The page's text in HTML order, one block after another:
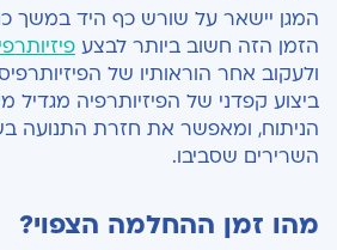
המגן יישאר על שורש כף היד במשך
הזמן הזה חשוב ביותר לבצע
ולעקוב אחר הוראותיו של
ביצוע קפדני של הפיזיותרפיה מגדיל
הניתוח, ומאפשר את חזרת התנועה
השרירים שסביבו.
מהו זמן ההחלמה הצפוי?